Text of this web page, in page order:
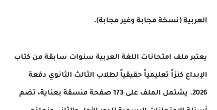
(نسخة مجابة وغير مجابة).
ملف امتحانات اللغة العربية سنوات سابقة من كتاب
كنزاً تعليمياً حقيقياً لطلاب الثالث الثانوي دفعة
2026. يشتمل الملف على 173 صفحة منسقة بعناية، تضم